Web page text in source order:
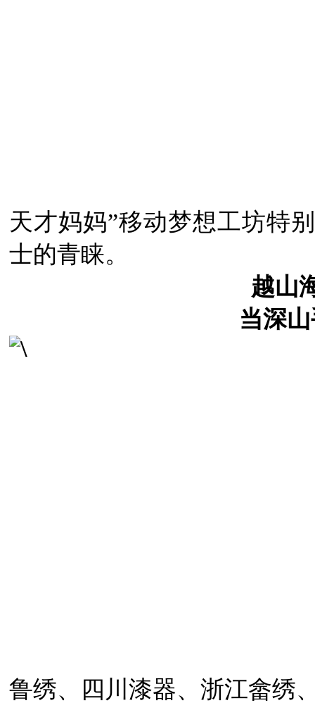
天才妈妈”移动梦想工坊特
士的青睐。
越山
当深
鲁绣、四川漆器、浙江畲绣